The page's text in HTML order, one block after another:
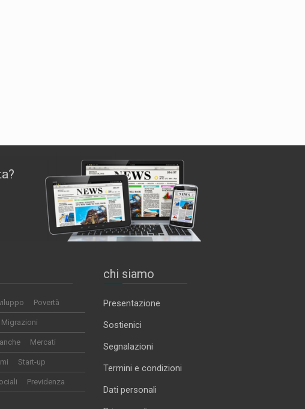
Povertà
Migrazioni
Mercati
Start-up
Previdenza
chi siamo
Presentazione
Sostienici
Segnalazioni
Termini e condizioni
Dati personali